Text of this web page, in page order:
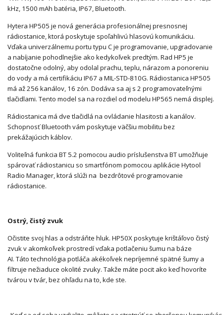
kHz, 1500 mAh batéria, IP67, Bluetooth.
Hytera HP505 je nová generácia profesionálnej presnosnej
rádiostanice, ktorá poskytuje spoľahlivú hlasovú komunikáciu.
Vďaka univerzálnemu portu typu C je programovanie, upgradovanie
a nabíjanie pohodlnejšie ako kedykoľvek predtým. Rad HP5 je
dostatočne odolný, aby odolal prachu, teplu, nárazom a ponoreniu
do vody a má certifikáciu IP67 a MIL-STD-810G. Rádiostanica HP505
má až 256 kanálov, 16 zón. Dodáva sa aj s 2 programovateľnými
tlačidlami. Tento model sa na rozdiel od modelu HP565 nemá displej.
Rádiostanica má dve tlačidlá na ovládanie hlasitosti a kanálov.
Schopnosť Bluetooth vám poskytuje väčšiu mobilitu bez
prekážajúcich káblov.
Voliteľná funkcia BT 5.2 pomocou audio príslušenstva BT umožňuje
spárovať rádiostanicu so smartfónom pomocou aplikácie Hytool
Radio Manager, ktorá slúži na bezdrôtové programovanie
rádiostanice.
Ostrý, čistý zvuk
Očistite svoj hlas a odstráňte hluk. HP50X poskytuje krištáľovo čistý
zvuk v akomkoľvek prostredí vďaka potlačeniu šumu na báze
AI. Táto technológia potláča akékoľvek nepríjemné spätné šumy a
filtruje nežiaduce okolité zvuky. Takže máte pocit ako keď hovoríte
tvárou v tvár, bez ohľadu na to, kde ste.